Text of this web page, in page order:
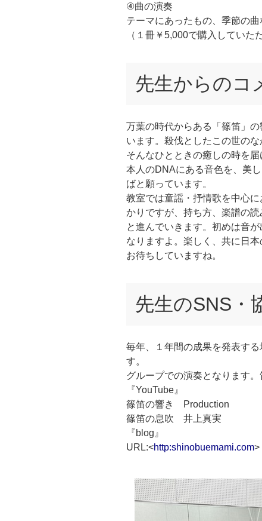
④曲の演奏
テーマにあったもの、季節の
（１冊￥5,000で購入していた
先生からのコ
万葉の時代からある「篠笛」
います。殺伐としたこの世の
そんなひとときの癒しの時を
本人のDNAにある音色を、美
ばと願っています。
教室では童謡・抒情歌を中心
かりですが、持ち方、楽譜の
と進んでいきます。初めは音
なりますよ。楽しく、共に日
お待ちしていますね。
先生のSNS・
毎年、１年間の成果を発表す
す。
グループでの演奏となります
『YouTube』
篠笛の響き Production
篠笛の息吹 井上真実
『blog』
URL:<http:shinobuemami.com>